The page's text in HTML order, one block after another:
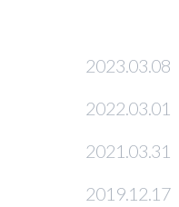
2023.03.08
2022.03.01
2021.03.31
2019.12.17